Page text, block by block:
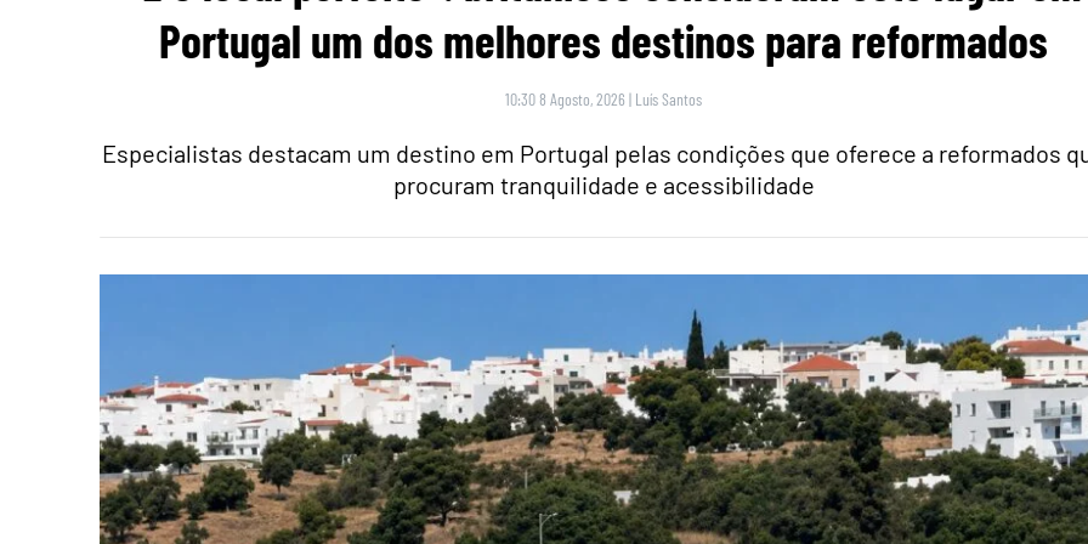
Portugal um dos melhores destinos para reformados
10:30 8 Agosto, 2026 | Luís Santos
Especialistas destacam um destino em Portugal pelas condições que oferece a reformados
procuram tranquilidade e acessibilidade